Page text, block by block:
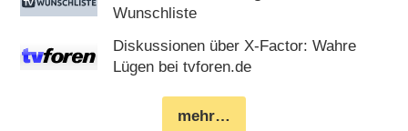
Wunschliste
Diskussionen über X-Factor: Wahre
Lügen bei tvforen.de
mehr…